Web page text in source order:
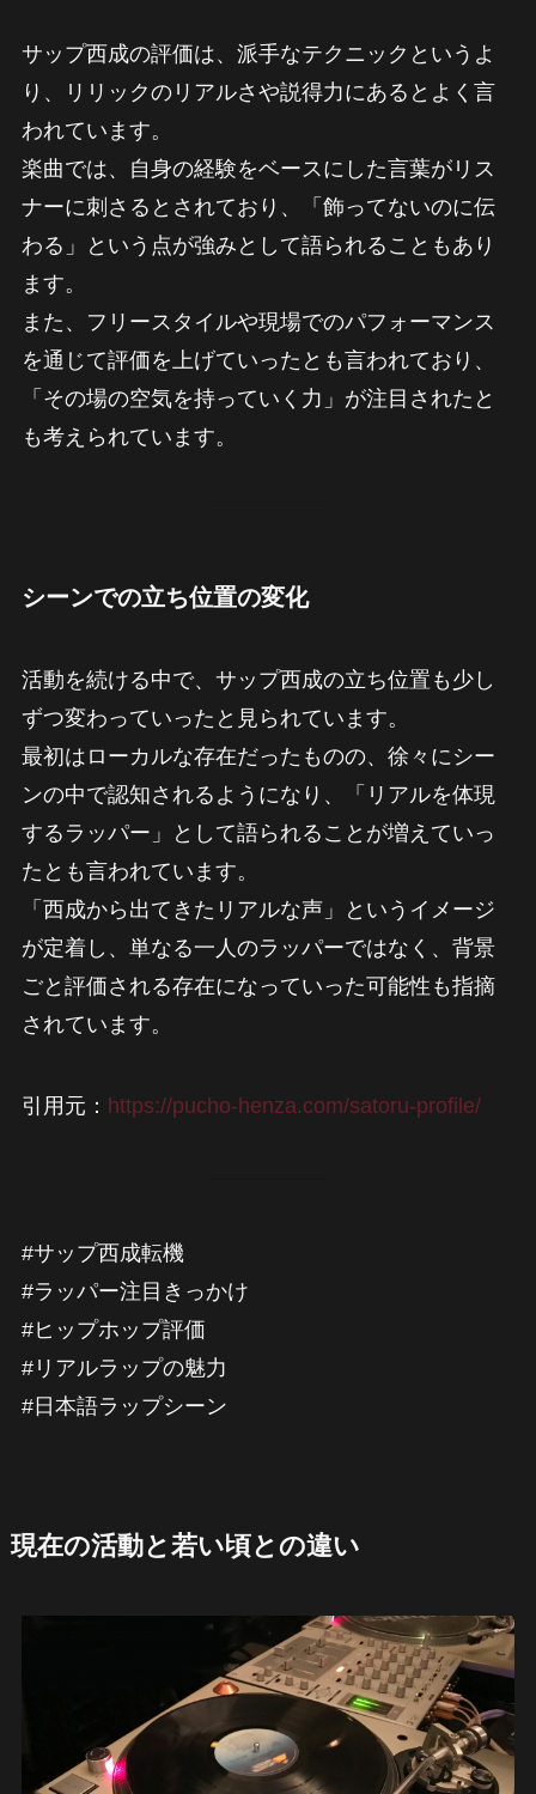
サップ西成の評価は、派手なテクニックというよ
り、リリックのリアルさや説得力にあるとよく言
われています。
楽曲では、自身の経験をベースにした言葉がリス
ナーに刺さるとされており、「飾ってないのに伝
わる」という点が強みとして語られることもあり
ます。
また、フリースタイルや現場でのパフォーマンス
を通じて評価を上げていったとも言われており、
「その場の空気を持っていく力」が注目されたと
も考えられています。
シーンでの立ち位置の変化
活動を続ける中で、サップ西成の立ち位置も少し
ずつ変わっていったと見られています。
最初はローカルな存在だったものの、徐々にシー
ンの中で認知されるようになり、「リアルを体現
するラッパー」として語られることが増えていっ
たとも言われています。
「西成から出てきたリアルな声」というイメージ
が定着し、単なる一人のラッパーではなく、背景
ごと評価される存在になっていった可能性も指摘
されています。
引用元： https://pucho-henza.com/satoru-profile/
#サップ西成転機
#ラッパー注目きっかけ
#ヒップホップ評価
#リアルラップの魅力
#日本語ラップシーン
現在の活動と若い頃との違い